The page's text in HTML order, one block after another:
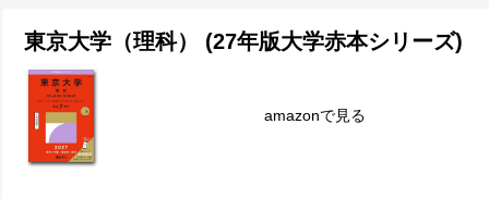
東京大学（理科） (27年版大学赤本シリーズ)
amazonで見る